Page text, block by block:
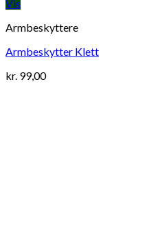
Vis
Armbeskyttere
Armbeskytter Klett
kr. 99,00